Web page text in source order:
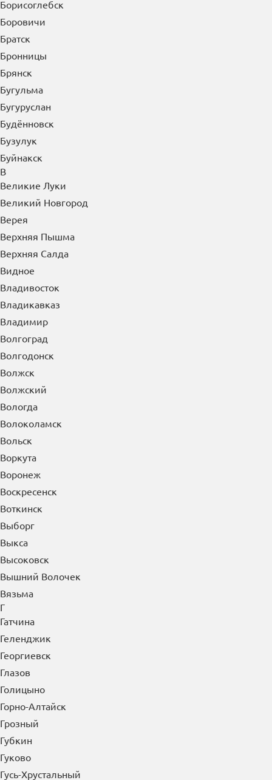
Борисоглебск
Боровичи
Братск
Бронницы
Брянск
Бугульма
Бугуруслан
Будённовск
Бузулук
Буйнакск
В
Великие Луки
Великий Новгород
Верея
Верхняя Пышма
Верхняя Салда
Видное
Владивосток
Владикавказ
Владимир
Волгоград
Волгодонск
Волжск
Волжский
Вологда
Волоколамск
Вольск
Воркута
Воронеж
Воскресенск
Воткинск
Выборг
Выкса
Высоковск
Вышний Волочек
Вязьма
Г
Гатчина
Геленджик
Георгиевск
Глазов
Голицыно
Горно-Алтайск
Грозный
Губкин
Гуково
Гусь-Хрустальный